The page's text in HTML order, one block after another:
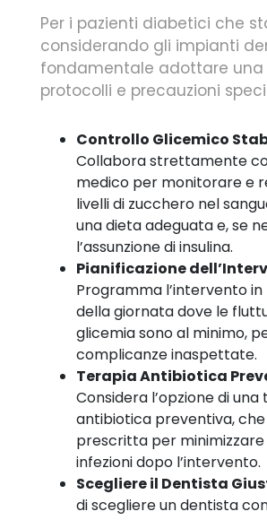
Per i pazienti diabetici che
considerando gli impianti
fondamentale adottare una
protocolli e precauzioni
Controllo Glicemico
Collabora strettamente
medico per monitorare e
livelli di zucchero nel
una dieta adeguata e, se
l’assunzione di insulina.
Pianificazione
Programma l’intervento
della giornata dove le
glicemia sono al minimo,
complicanze inaspettate.
Terapia Antibiotica
Considera l’opzione di
antibiotica preventiva,
prescritta per minimizzare
infezioni dopo l’intervento.
Scegliere il Dentista
di scegliere un dentista